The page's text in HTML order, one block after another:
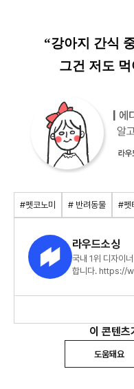
“강아지 간식
그건 저도
#펫코노미 # 반려동물 #펫
라우드소싱
국내 1위 디자이
합니다. https://
이 콘텐
도움돼요